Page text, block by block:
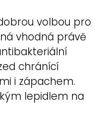
volbou pro
vhodná právě
chránící
i zápachem.
lepidlem na